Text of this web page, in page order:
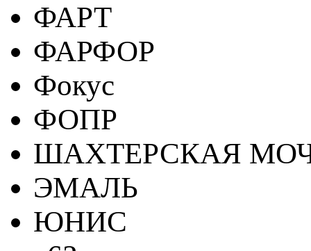
ФАРТ
ФАРФОР
Фокус
ФОПР
ШАХТЕРСКАЯ
ЭМАЛЬ
ЮНИС